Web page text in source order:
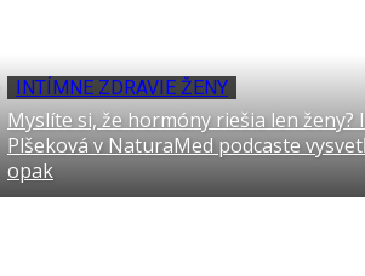
INTÍMNE ZDRAVIE ŽENY
Myslíte si, že hormóny riešia len ženy?
Plšeková v NaturaMed podcaste
opak